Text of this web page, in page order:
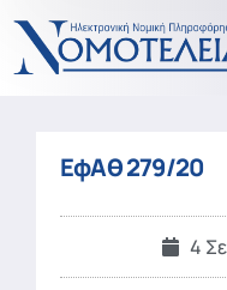
ΕφΑθ 279/20
4